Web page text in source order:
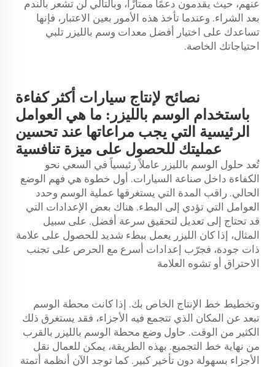
عنهم، حيث يقدمون دعمًا ممتازًا، وبالتالي لن تشعر بالندم
بعد الشراء. وعندما تأخذ هذه الأمور بعين الاعتبار، فإنها
تساعدك على اختيار أفضل معدات وسم بالليزر تلبي
احتياجاتك الخاصة.
نصائح لإنتاج سيارات أكثر كفاءة
باستخدام الوسم بالليزر: ما هي العوامل
الرئيسية التي يجب مراعاتها عند تحسين
عمليتك للحصول على ميزة تنافسية
تُعد حلول الوسم بالليزر عاملاً رئيسياً في السعي نحو
الكفاءة داخل صناعة السيارات. أول خطوة هي فهم الوضع
الحالي. راقب المدة التي يستغرقها عملية الوسم وحدد
العوامل التي تؤدي إلى البطء. هناك بعض الإعدادات التي
قد تحتاج إلى تعديل لتحقيق سرعة أفضل. على سبيل
المثال، إذا كان الليزر يعمل ببطء شديد للحصول على علامة
ذات جودة، فجرّب إعدادات أسرع مع الحرص على تجنب
الاحتراق أو تشوه العلامة
وتخطيط خط الإنتاج الخاص بك. إذا كانت محطة الوسم
تبعد عن المكان الذي تتجمع فيه الأجزاء، فقد يستغرق ذلك
الكثير من الوقت. حاول وضع محطة الوسم بالليزر بالقرب
من نهاية خط التجميع. بهذه الطريقة، يمكن للعمال نقل
الأجزاء بسهولة دون تأخير كبير. كما توجد الآن أنظمة أتمتة